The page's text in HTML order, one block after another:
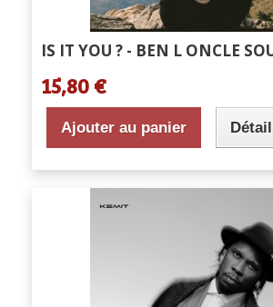
IS IT YOU ? - BEN L ONCLE
15,80 €
Ajouter au panier